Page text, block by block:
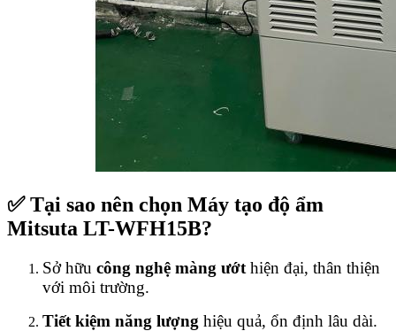
✅ Tại sao nên chọn Máy tạo độ ẩm
Mitsuta LT-WFH15B?
Sở hữu công nghệ màng ướt hiện đại, thân thiện
với môi trường.
Tiết kiệm năng lượng hiệu quả, ổn định lâu dài.